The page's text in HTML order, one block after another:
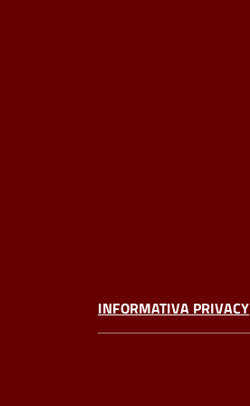
INFORMATIVA PRIVACY